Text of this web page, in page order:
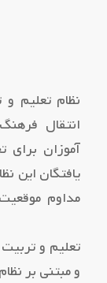
انتقال
آموزان براي
یافتگان این
مداوم
و مبتنی بر